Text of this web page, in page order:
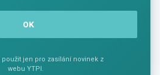
jen pro zasílání novinek z
webu YTPI.